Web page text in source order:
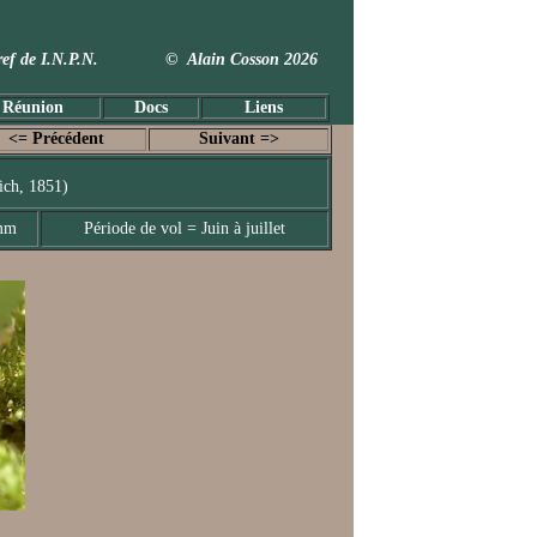
de I.N.P.N. © Alain Cosson 2026
Docs Liens
<= Précédent Suivant =>
1851)
Période de vol = Juin à juillet